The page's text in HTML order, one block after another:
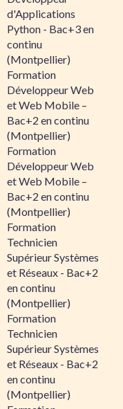
d'Applications
Python - Bac+3 en
continu
(Montpellier)
Formation
Développeur Web
et Web Mobile –
Bac+2 en continu
(Montpellier)
Formation
Développeur Web
et Web Mobile –
Bac+2 en continu
(Montpellier)
Formation
Technicien
Supérieur Systèmes
et Réseaux - Bac+2
en continu
(Montpellier)
Formation
Technicien
Supérieur Systèmes
et Réseaux - Bac+2
en continu
(Montpellier)